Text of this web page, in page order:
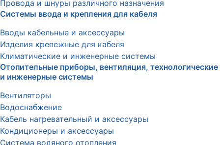
Провода и шнуры различного назначения
Системы ввода и крепления для кабеля
Вводы кабельные и аксессуары
Изделия крепежные для кабеля
Климатические и инженерные системы
Отопительные приборы, вентиляция, технологические
и инженерные системы
Вентиляторы
Водоснабжение
Кабель нагревательный и аксессуары
Кондиционеры и аксессуары
Система водяного отопления